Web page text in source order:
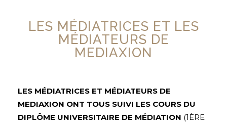
LES MÉDIATRICES ET LES
MÉDIATEURS DE
MEDIAXION
LES MÉDIATRICES ET MÉDIATEURS DE
MEDIAXION ONT TOUS SUIVI LES COURS DU
DIPLÔME UNIVERSITAIRE DE MÉDIATION (1ÈRE